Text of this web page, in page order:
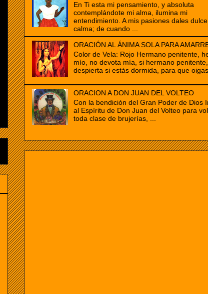
En Ti esta mi pensamiento, y absoluta
contemplándote mi alma, ilumina mi
entendimiento. A mis pasiones dales dulce
calma; de cuando ...
ORACIÓN AL ÁNIMA SOLA PARA
Color de Vela: Rojo Hermano penitente,
mío, no devota mía, si hermano penitente,
despierta si estás dormida, para que oigas
ORACION A DON JUAN DEL VOLTEO
Con la bendición del Gran Poder de Dios
al Espíritu de Don Juan del Volteo para
toda clase de brujerías, ...